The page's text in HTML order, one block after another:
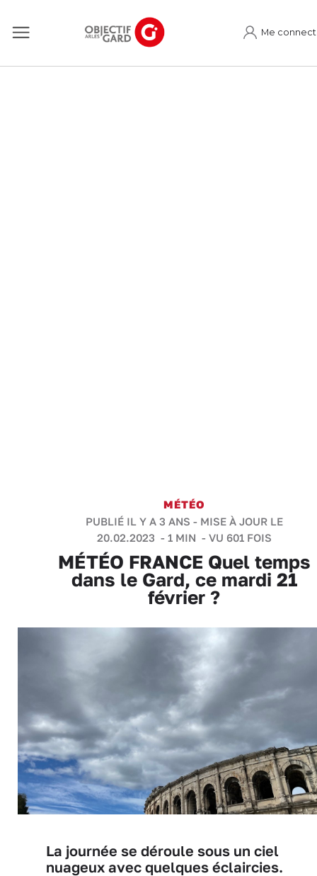
Me
MÉTÉO
PUBLIÉ IL Y A 3 ANS - MISE À JOUR LE
20.02.2023 - 1 MIN - VU 601 FOIS
MÉTÉO FRANCE Quel temps
dans le Gard, ce mardi 21
février ?
La journée se déroule sous un ciel
nuageux avec quelques éclaircies.